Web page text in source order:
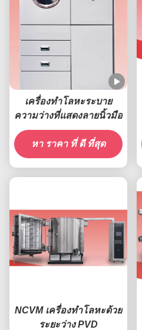
เครื่องทําโลหะระบาย
ความว่างที่แสดงลายนิ้วมือ
หา ราคา ที่ ดี ที่สุด
NCVM เครื่องทําโลหะด้วย
ระยะว่าง PVD